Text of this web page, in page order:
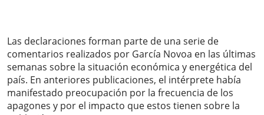
Las declaraciones forman parte de una serie de
comentarios realizados por García Novoa en las últimas
semanas sobre la situación económica y energética del
país. En anteriores publicaciones, el intérprete había
manifestado preocupación por la frecuencia de los
apagones y por el impacto que estos tienen sobre la